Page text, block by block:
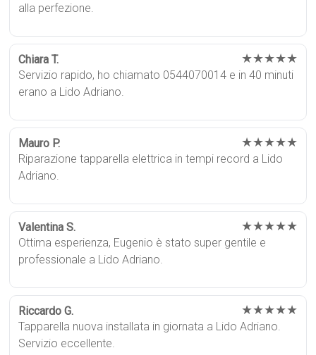
alla perfezione.
Chiara T. ★★★★★
Servizio rapido, ho chiamato 0544070014 e in 40 minuti
erano a Lido Adriano.
Mauro P. ★★★★★
Riparazione tapparella elettrica in tempi record a Lido
Adriano.
Valentina S. ★★★★★
Ottima esperienza, Eugenio è stato super gentile e
professionale a Lido Adriano.
Riccardo G. ★★★★★
Tapparella nuova installata in giornata a Lido Adriano.
Servizio eccellente.